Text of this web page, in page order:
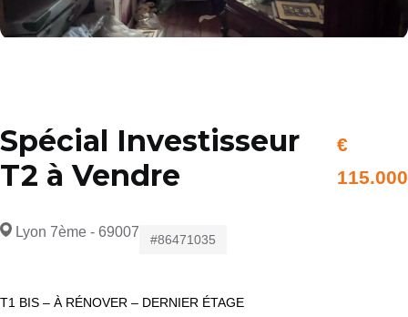
Spécial Investisseur
T2 à Vendre
€
115.000
Lyon 7ème - 69007
#86471035
T1 BIS – À RÉNOVER – DERNIER ÉTAGE